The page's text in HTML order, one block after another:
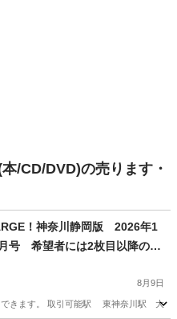
/CD/DVD)の売ります・
！神奈川静岡版 2026年1
号 希望者には2枚目以降の商
す。 東京都内神奈川県内
8月9日
引できます。 取引可能駅 東神奈